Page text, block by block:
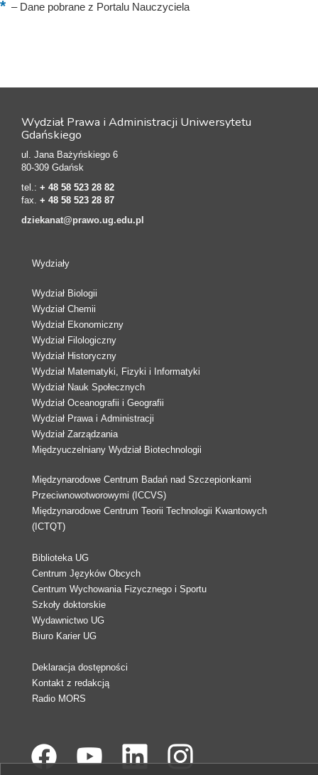
–Dane pobrane z Portalu Nauczyciela
Wydział Prawa i Administracji Uniwersytetu
Gdańskiego
ul. Jana Bażyńskiego 6
80-309 Gdańsk
tel.: + 48 58 523 28 82
fax. + 48 58 523 28 87
dziekanat@prawo.ug.edu.pl
Wydziały
Wydział Biologii
Wydział Chemii
Wydział Ekonomiczny
Wydział Filologiczny
Wydział Historyczny
Wydział Matematyki, Fizyki i Informatyki
Wydział Nauk Społecznych
Wydział Oceanografii i Geografii
Wydział Prawa i Administracji
Wydział Zarządzania
Międzyuczelniany Wydział Biotechnologii
Międzynarodowe Centrum Badań nad Szczepionkami
Przeciwnowotworowymi (ICCVS)
Międzynarodowe Centrum Teorii Technologii Kwantowych
(ICTQT)
Biblioteka UG
Centrum Języków Obcych
Centrum Wychowania Fizycznego i Sportu
Szkoły doktorskie
Wydawnictwo UG
Biuro Karier UG
Deklaracja dostępności
Kontakt z redakcją
Radio MORS